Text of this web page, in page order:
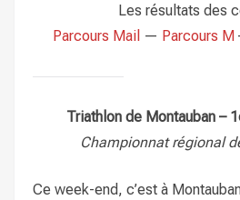
Les résultats des
Parcours Mail — Parcours M
Triathlon de Montauban –
Championnat régional
Ce week-end, c’est à